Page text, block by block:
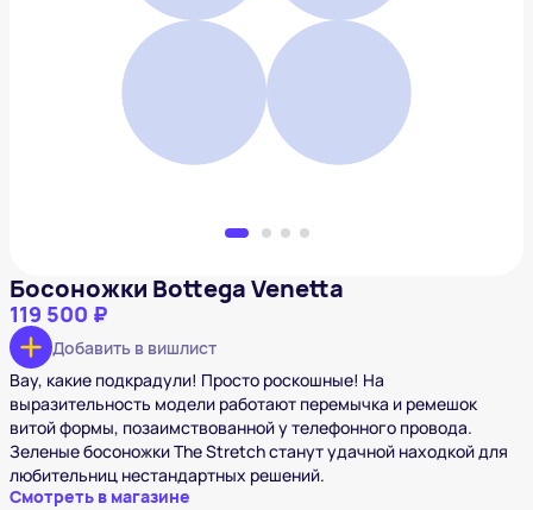
Босоножки Bottega Venetta
119 500 ₽
Добавить в вишлист
Босоножки Bottega Venetta
119 500 ₽
Добавить в вишлист
Вау, какие подкрадули! Просто роскошные! На
выразительность модели работают перемычка и ремешок
витой формы, позаимствованной у телефонного провода.
Зеленые босоножки The Stretch станут удачной находкой для
любительниц нестандартных решений.
Смотреть в магазине